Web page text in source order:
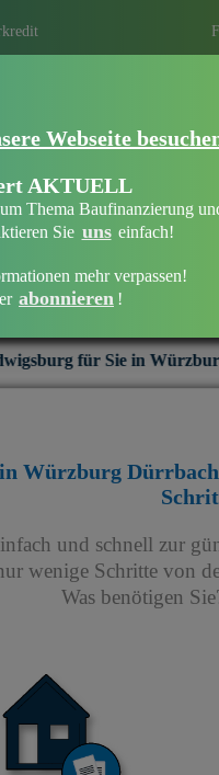
bei Baufi
erhalten ist
Beratung
in Ihrer Region
Würzburg Dürrbachau:
Webseite
AKTUELL
Thema Baufinanzierung
Sie uns einfach!
mehr verpassen!
abonnieren !
Würzburg
und schnell zur
wenige Schritte von
Was benötigen